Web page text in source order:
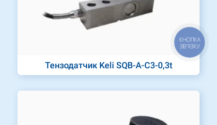
Тензодатчик Keli SQB-A-C3-0,3t
КНОПКА
ЗВ'ЯЗКУ